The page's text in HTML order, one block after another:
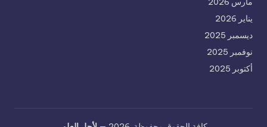
يناير 2026
ديسمبر 2025
نوفمبر 2025
أكتوبر 2025